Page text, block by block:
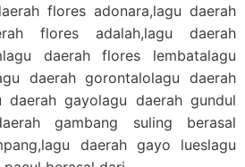
flores adonara,lagu daerah
flores adalah,lagu daerah
daerah flores lembatalagu
daerah gorontalolagu daerah
daerah gayolagu daerah gundul
gambang suling berasal
daerah gayo lueslagu